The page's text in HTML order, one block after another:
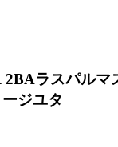
2BAラスパルマ
ジユタ